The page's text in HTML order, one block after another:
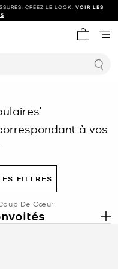
CRÉEZ LE LOOK. VOIR LES
Mon
à vos
FILTRES
De Cœur
.
de sacs à main,
nos articles les plus